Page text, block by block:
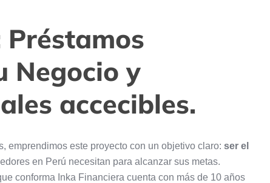
Negocio y
accecibles.
emprendimos este proyecto con un objetivo claro: ser el
en Perú necesitan para alcanzar sus metas.
conforma Inka Financiera cuenta con más de 10 años